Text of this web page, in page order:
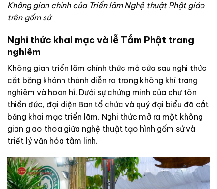
Không gian chính của Triển lãm Nghệ thuật Phật giáo
trên gốm sứ
Nghi thức khai mạc và lễ Tắm Phật trang
nghiêm
Không gian triển lãm chính thức mở cửa sau nghi thức
cắt băng khánh thành diễn ra trong không khí trang
nghiêm và hoan hỉ. Dưới sự chứng minh của chư tôn
thiền đức, đại diện Ban tổ chức và quý đại biểu đã cắt
băng khai mạc triển lãm. Nghi thức mở ra một không
gian giao thoa giữa nghệ thuật tạo hình gốm sứ và
triết lý văn hóa tâm linh.